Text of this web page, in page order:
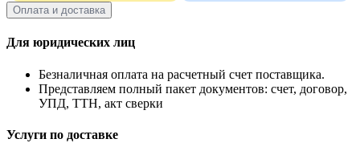
Оплата и доставка
Для юридических лиц
Безналичная оплата на расчетный счет поставщика.
Представляем полный пакет документов: счет, договор,
УПД, ТТН, акт сверки
Услуги по доставке